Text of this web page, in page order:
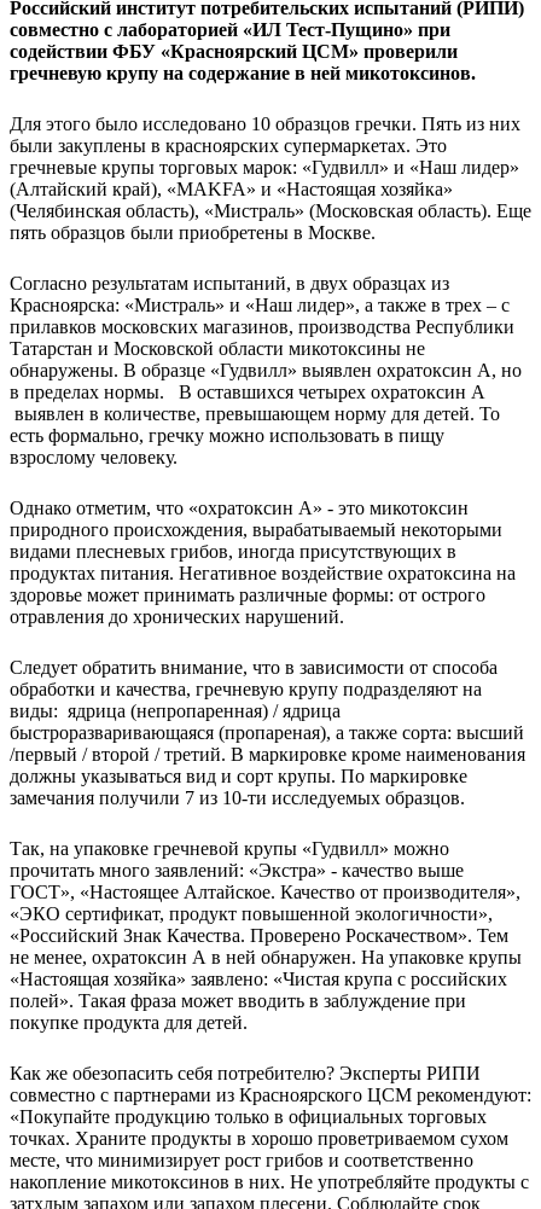
Российский институт потребительских испытаний (РИПИ)
совместно с лабораторией «ИЛ Тест-Пущино» при
содействии ФБУ «Красноярский ЦСМ» проверили
гречневую крупу на содержание в ней микотоксинов.
Для этого было исследовано 10 образцов гречки. Пять из них
были закуплены в красноярских супермаркетах. Это
гречневые крупы торговых марок: «Гудвилл» и «Наш лидер»
(Алтайский край), «МAKFA» и «Настоящая хозяйка»
(Челябинская область), «Мистраль» (Московская область). Еще
пять образцов были приобретены в Москве.
Согласно результатам испытаний, в двух образцах из
Красноярска: «Мистраль» и «Наш лидер», а также в трех – с
прилавков московских магазинов, производства Республики
Татарстан и Московской области микотоксины не
обнаружены. В образце «Гудвилл» выявлен охратоксин А, но
в пределах нормы. В оставшихся четырех охратоксин А
выявлен в количестве, превышающем норму для детей. То
есть формально, гречку можно использовать в пищу
взрослому человеку.
Однако отметим, что «охратоксин А» - это микотоксин
природного происхождения, вырабатываемый некоторыми
видами плесневых грибов, иногда присутствующих в
продуктах питания. Негативное воздействие охратоксина на
здоровье может принимать различные формы: от острого
отравления до хронических нарушений.
Следует обратить внимание, что в зависимости от способа
обработки и качества, гречневую крупу подразделяют на
виды: ядрица (непропаренная) / ядрица
быстроразваривающаяся (пропареная), а также сорта: высший
/первый / второй / третий. В маркировке кроме наименования
должны указываться вид и сорт крупы. По маркировке
замечания получили 7 из 10-ти исследуемых образцов.
Так, на упаковке гречневой крупы «Гудвилл» можно
прочитать много заявлений: «Экстра» - качество выше
ГОСТ», «Настоящее Алтайское. Качество от производителя»,
«ЭКО сертификат, продукт повышенной экологичности»,
«Российский Знак Качества. Проверено Роскачеством». Тем
не менее, охратоксин А в ней обнаружен. На упаковке крупы
«Настоящая хозяйка» заявлено: «Чистая крупа с российских
полей». Такая фраза может вводить в заблуждение при
покупке продукта для детей.
Как же обезопасить себя потребителю? Эксперты РИПИ
совместно с партнерами из Красноярского ЦСМ рекомендуют:
«Покупайте продукцию только в официальных торговых
точках. Храните продукты в хорошо проветриваемом сухом
месте, что минимизирует рост грибов и соответственно
накопление микотоксинов в них. Не употребляйте продукты с
затхлым запахом или запахом плесени. Соблюдайте срок